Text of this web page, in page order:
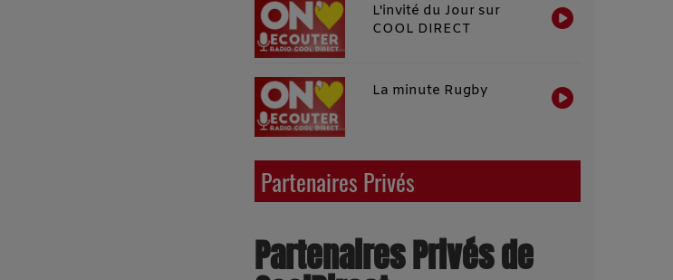
L'invité du Jour sur
COOL DIRECT
La minute Rugby
Partenaires Privés
Partenaires Privés de